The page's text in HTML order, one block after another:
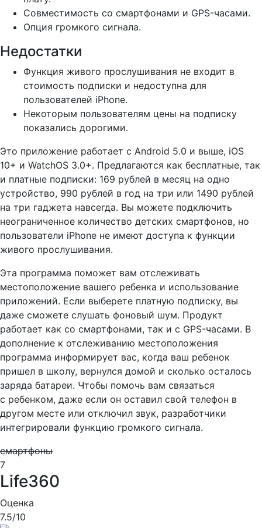
Совместимость со смартфонами и GPS-часами.
Опция громкого сигнала.
Недостатки
Функция живого прослушивания не входит в
стоимость подписки и недоступна для
пользователей iPhone.
Некоторым пользователям цены на подписку
показались дорогими.
Это приложение работает с Android 5.0 и выше, iOS
10+ и WatchOS 3.0+. Предлагаются как бесплатные, так
и платные подписки: 169 рублей в месяц на одно
устройство, 990 рублей в год на три или 1490 рублей
на три гаджета навсегда. Вы можете подключить
неограниченное количество детских смартфонов, но
пользователи iPhone не имеют доступа к функции
живого прослушивания.
Эта программа поможет вам отслеживать
местоположение вашего ребенка и использование
приложений. Если выберете платную подписку, вы
даже сможете слушать фоновый шум. Продукт
работает как со смартфонами, так и с GPS-часами. В
дополнение к отслеживанию местоположения
программа информирует вас, когда ваш ребенок
пришел в школу, вернулся домой и сколько осталось
заряда батареи. Чтобы помочь вам связаться
с ребенком, даже если он оставил свой телефон в
другом месте или отключил звук, разработчики
интегрировали функцию громкого сигнала.
смартфоны
7
Life360
Оценка
7.5/10